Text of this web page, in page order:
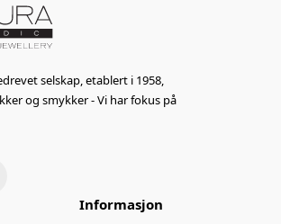
selskap, etablert i 1958,
og smykker - Vi har fokus på
Informasjon